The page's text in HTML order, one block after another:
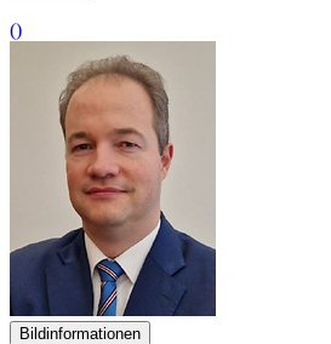
()
Bildinformationen